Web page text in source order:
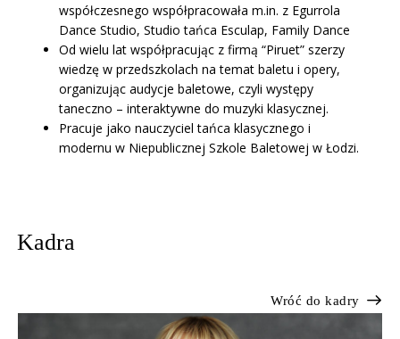
współczesnego współpracowała m.in. z Egurrola
Dance Studio, Studio tańca Esculap, Family Dance
Od wielu lat współpracując z firmą “Piruet” szerzy
wiedzę w przedszkolach na temat baletu i opery,
organizując audycje baletowe, czyli występy
taneczno – interaktywne do muzyki klasycznej.
Pracuje jako nauczyciel tańca klasycznego i
modernu w Niepublicznej Szkole Baletowej w Łodzi.
Kadra
Wróć do kadry